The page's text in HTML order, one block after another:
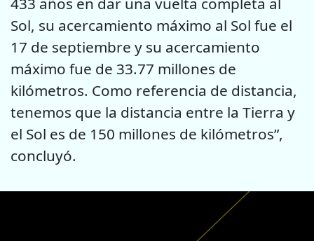
Sol, su acercamiento máximo al Sol fue el
17 de septiembre y su acercamiento
máximo fue de 33.77 millones de
kilómetros. Como referencia de distancia,
tenemos que la distancia entre la Tierra y
el Sol es de 150 millones de kilómetros”,
concluyó.